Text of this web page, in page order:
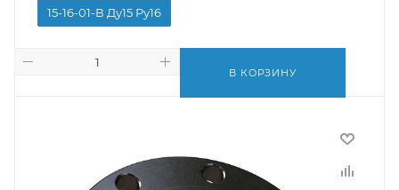
15-16-01-В Ду15 Ру16
В КОРЗИНУ